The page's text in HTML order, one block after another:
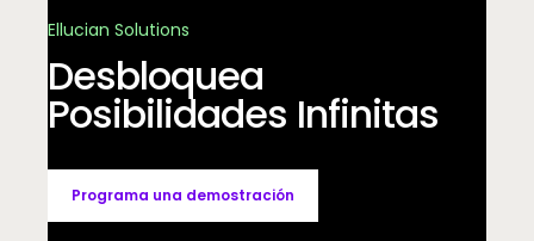
Ellucian Solutions
Desbloquea
Posibilidades Infinitas
Programa una demostración